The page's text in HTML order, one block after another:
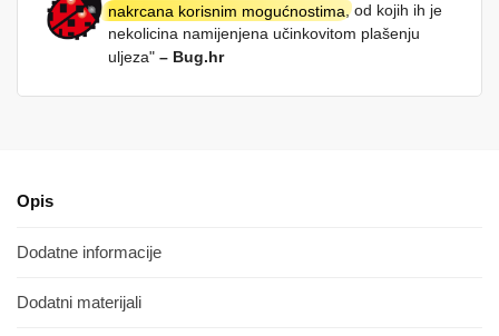
nakrcana korisnim mogućnostima , od kojih ih je
nekolicina namijenjena učinkovitom plašenju
uljeza" – Bug.hr
Opis
Dodatne informacije
Dodatni materijali